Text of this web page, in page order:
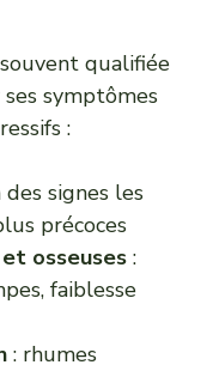
qualifiée
ses symptômes
:
des signes les
précoces
osseuses :
faiblesse
: rhumes